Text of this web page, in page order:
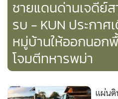
ชายแดนด่านเจดีย์
รบ - KUN ประกาศ
หมู่บ้านให้ออกนอก
โจมตีทหารพม่า
แผ่นดิ